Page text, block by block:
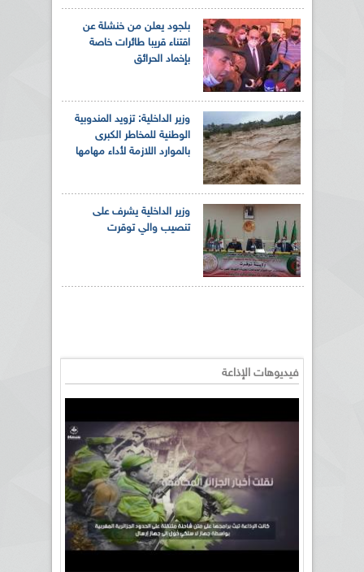
بلجود يعلن من خنشلة عن
اقتناء قريبا طائرات خاصة
بإخماد الحرائق
وزير الداخلية: تزويد المندوبية
الوطنية للمخاطر الكبرى
بالموارد اللازمة لأداء مهامها
وزير الداخلية يشرف على
تنصيب والي توقرت
فيديوهات الإذاعة